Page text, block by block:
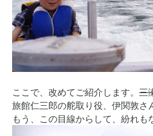
ここで、改めてご紹介します。 三
旅館仁三郎の舵取り役、伊関敦さ
もう、この目線からして、紛れ